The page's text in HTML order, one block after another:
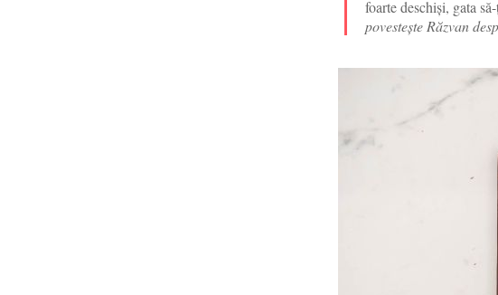
foarte deschiși, gata
povestește Răzvan